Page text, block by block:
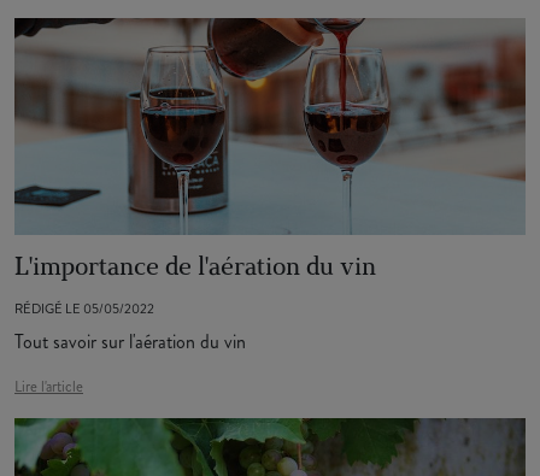
L'importance de l'aération du vin
RÉDIGÉ LE 05/05/2022
Tout savoir sur l'aération du vin
Lire l'article